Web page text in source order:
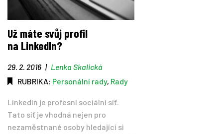
Už máte svůj profil
na LinkedIn?
29. 2. 2016 | Lenka Skalická
RUBRIKA: Personální rady, Rady
LinkedIn je profesní sociální síť.
Tato síť je vhodná nejen pro
nezaměstnané osoby hledající si